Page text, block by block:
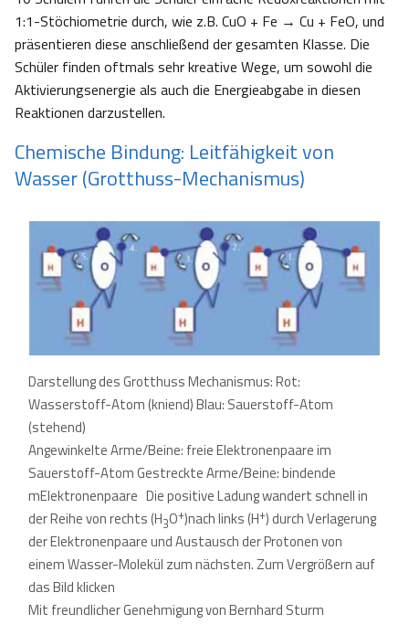
1:1-Stöchiometrie durch, wie z.B. CuO + Fe → Cu + FeO, und
präsentieren diese anschließend der gesamten Klasse. Die
Schüler finden oftmals sehr kreative Wege, um sowohl die
Aktivierungsenergie als auch die Energieabgabe in diesen
Reaktionen darzustellen.
Chemische Bindung: Leitfähigkeit von
Wasser (Grotthuss-Mechanismus)
Darstellung des Grotthuss Mechanismus: Rot:
Wasserstoff-Atom (kniend) Blau: Sauerstoff-Atom
(stehend)
Angewinkelte Arme/Beine: freie Elektronenpaare im
Sauerstoff-Atom Gestreckte Arme/Beine: bindende
mElektronenpaare Die positive Ladung wandert schnell in
der Reihe von rechts (H3O+)nach links (H+) durch Verlagerung
der Elektronenpaare und Austausch der Protonen von
einem Wasser-Molekül zum nächsten.Zum Vergrößern auf
das Bild klicken
Mit freundlicher Genehmigung von Bernhard Sturm